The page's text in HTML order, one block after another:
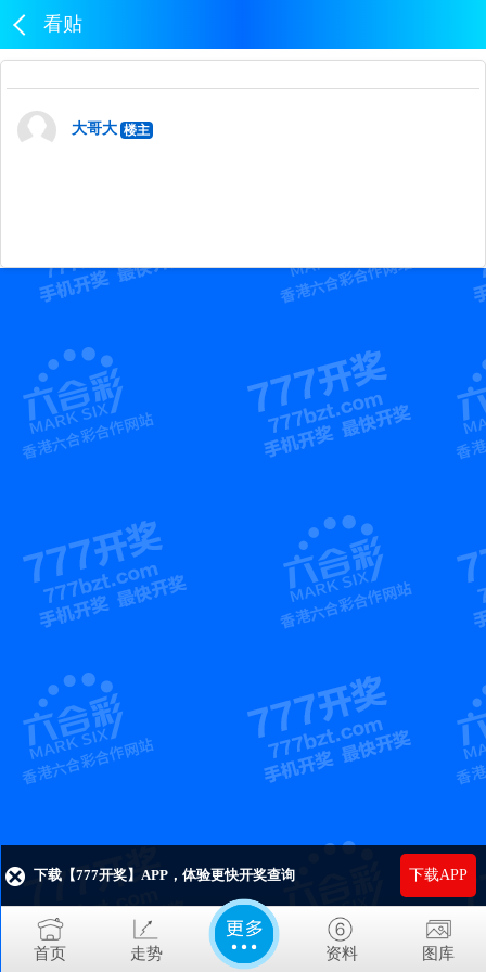
看贴
大哥大 楼主
首页 走势 资料 图库
下载【777开奖】APP，体验更快开奖查询 下载APP